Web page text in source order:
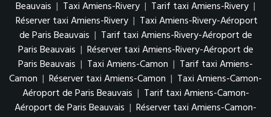
Beauvais | Taxi Amiens-Rivery | Tarif taxi Amiens-Rivery |
Réserver taxi Amiens-Rivery | Taxi Amiens-Rivery-Aéroport
de Paris Beauvais | Tarif taxi Amiens-Rivery-Aéroport de
Paris Beauvais | Réserver taxi Amiens-Rivery-Aéroport de
Paris Beauvais | Taxi Amiens-Camon | Tarif taxi Amiens-
Camon | Réserver taxi Amiens-Camon | Taxi Amiens-Camon-
Aéroport de Paris Beauvais | Tarif taxi Amiens-Camon-
Aéroport de Paris Beauvais | Réserver taxi Amiens-Camon-